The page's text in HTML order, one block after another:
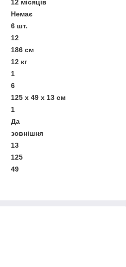
12 місяців
Немає
6 шт.
12
186 см
12 кг
1
6
125 х 49 х 13 см
1
Да
зовнішня
13
125
49